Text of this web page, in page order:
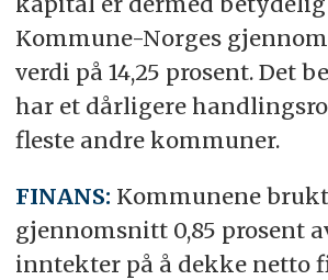
Kommune-Norges
verdi på 14,25 prosent. Det
har et dårligere
fleste andre kommuner.
FINANS: Kommunene
gjennomsnitt 0,85 prosent
inntekter på å dekke netto